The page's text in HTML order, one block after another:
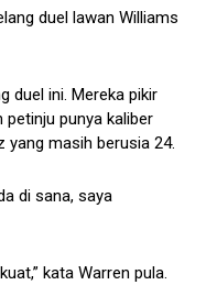
duel lawan Williams
duel ini. Mereka pikir
punya kaliber
yang masih berusia 24.
di sana, saya
kata Warren pula.